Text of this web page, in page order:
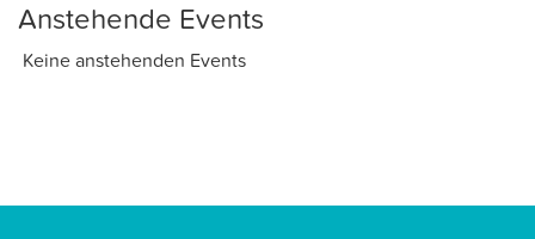
Anstehende Events
Keine anstehenden Events